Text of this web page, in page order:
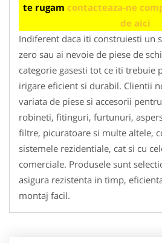
te rugam contacteaza-ne
de aici
Indiferent daca iti construiesti un
zero sau ai nevoie de piese de
categorie gasesti tot ce iti trebuie
irigare eficient si durabil. Clientii
variata de piese si accesorii
robineti, fitinguri, furtunuri,
filtre, picuratoare si multe altele,
sistemele rezidentiale, cat si cu
comerciale. Produsele sunt
asigura rezistenta in timp,
montaj facil.